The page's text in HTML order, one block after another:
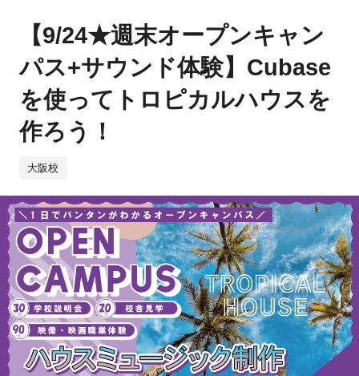
【9/24★週末オープンキャン
パス+サウンド体験】Cubase
を使ってトロピカルハウスを
作ろう！
大阪校